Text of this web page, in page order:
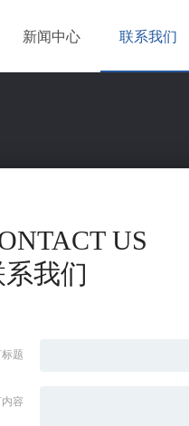
新闻中心 联系我们
题
容
US
我们